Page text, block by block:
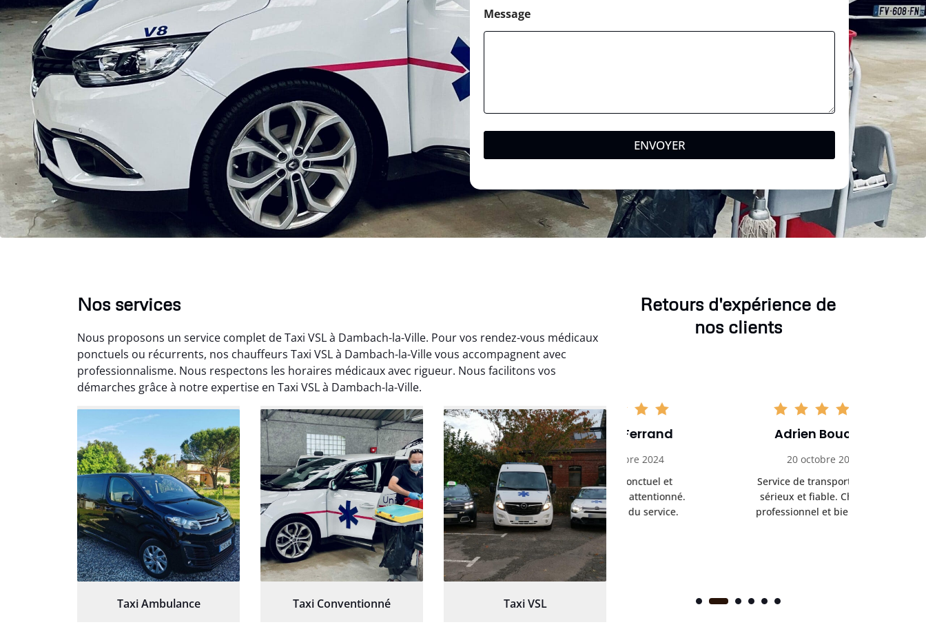
Message
ENVOYER
Nos services
Nous proposons un service complet de Taxi VSL à Dambach-la-Ville. Pour vos rendez-vous médicaux
ponctuels ou récurrents, nos chauffeurs Taxi VSL à Dambach-la-Ville vous accompagnent avec
professionnalisme. Nous respectons les horaires médicaux avec rigueur. Nous facilitons vos
démarches grâce à notre expertise en Taxi VSL à Dambach-la-Ville.
Taxi Ambulance Taxi Conventionné Taxi VSL
Retours d'expérience de
nos clients
Arnaud Deschamps
30 janvier 2025
Très satisfait du transport,
tout s’est bien déroulé.
Chauffeur à l’écoute et
patient.
Jérémy Ferrand
8 septembre 2024
Transport ponctuel et
personnel très attentionné.
Très satisfait du service.
Adrien Bouchet
Service de transport médical
sérieux et fiable. Chauffeur
professionnel et bienveillant.